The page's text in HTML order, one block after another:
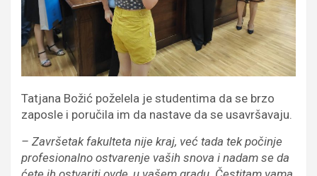
Tatjana Božić poželela je studentima da se brzo
zaposle i poručila im da nastave da se usavršavaju.
– Završetak fakulteta nije kraj, već tada tek počinje
profesionalno ostvarenje vaših snova i nadam se da